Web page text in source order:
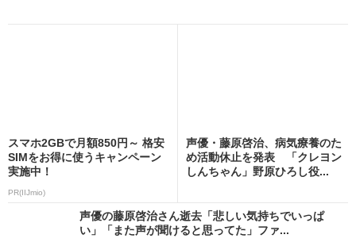
スマホ2GBで月額850円～ 格安
SIMをお得に使うキャンペーン
実施中！
PR(IIJmio)
声優・藤原啓治、病気療養のた
め活動休止を発表 「クレヨン
しんちゃん」野原ひろし役...
声優の藤原啓治さん逝去「悲しい気持ちでいっぱ
い」「また声が聞けると思ってた」ファ...